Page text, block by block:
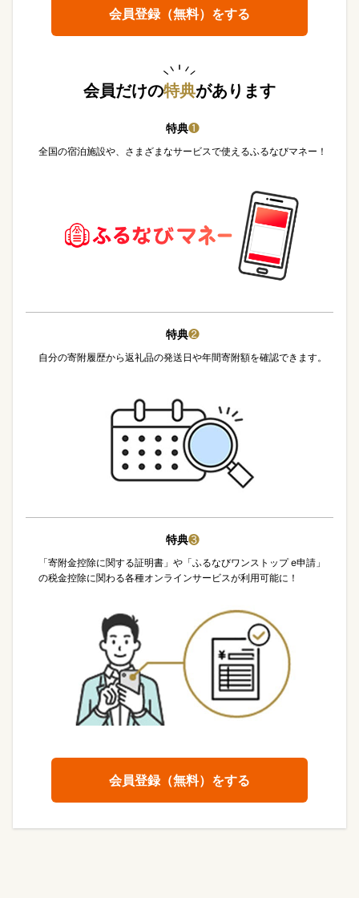
会員登録（無料）をする
会員だけの特典があります
特典❶
全国の宿泊施設や、さまざまなサービスで使えるふるなびマネー！
特典❷
自分の寄附履歴から返礼品の発送日や年間寄附額を確認できます。
特典❸
「寄附金控除に関する証明書」や「ふるなびワンストップ e申請」
の税金控除に関わる各種オンラインサービスが利用可能に！
会員登録（無料）をする